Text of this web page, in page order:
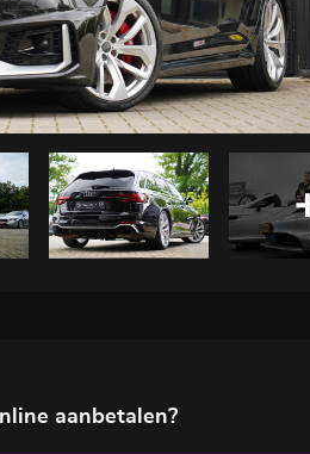
aanbetalen?